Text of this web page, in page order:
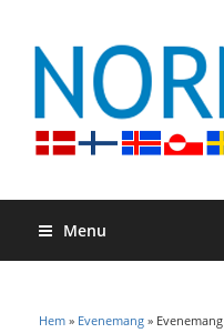
Menu
Du är här
Hem » Evenemang » Evenemang